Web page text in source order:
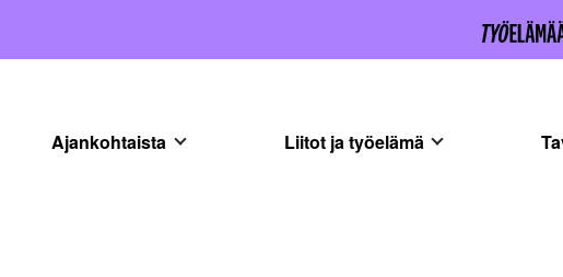
Ajankohtaista Liitot ja työelämä